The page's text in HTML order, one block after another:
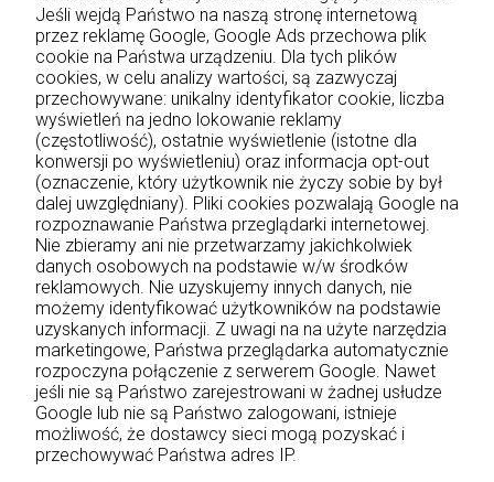
Jeśli wejdą Państwo na naszą stronę internetową
przez reklamę Google, Google Ads przechowa plik
cookie na Państwa urządzeniu. Dla tych plików
cookies, w celu analizy wartości, są zazwyczaj
przechowywane: unikalny identyfikator cookie, liczba
wyświetleń na jedno lokowanie reklamy
(częstotliwość), ostatnie wyświetlenie (istotne dla
konwersji po wyświetleniu) oraz informacja opt-out
(oznaczenie, który użytkownik nie życzy sobie by był
dalej uwzględniany). Pliki cookies pozwalają Google na
rozpoznawanie Państwa przeglądarki internetowej.
Nie zbieramy ani nie przetwarzamy jakichkolwiek
danych osobowych na podstawie w/w środków
reklamowych. Nie uzyskujemy innych danych, nie
możemy identyfikować użytkowników na podstawie
uzyskanych informacji. Z uwagi na na użyte narzędzia
marketingowe, Państwa przeglądarka automatycznie
rozpoczyna połączenie z serwerem Google. Nawet
jeśli nie są Państwo zarejestrowani w żadnej usłudze
Google lub nie są Państwo zalogowani, istnieje
możliwość, że dostawcy sieci mogą pozyskać i
przechowywać Państwa adres IP.